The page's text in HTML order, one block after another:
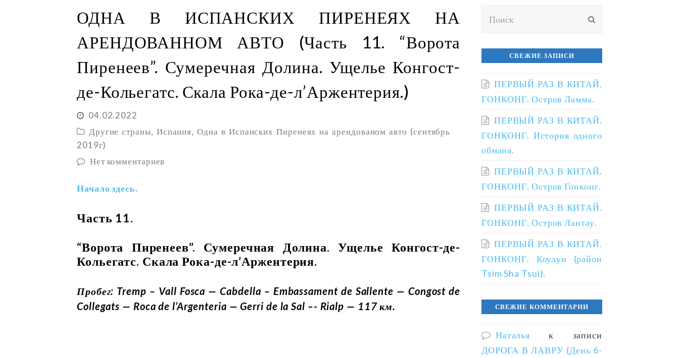
ОДНА В ИСПАНСКИХ ПИРЕНЕЯХ НА
АРЕНДОВАННОМ АВТО (Часть 11. “Ворота
Пиренеев”. Сумеречная Долина. Ущелье Конгост-
де-Кольегатс. Скала Рока-де-л’Аржентерия.)
04.02.2022
Другие страны, Испания,Одна в Испанских Пиренеях на арендованом авто (сентябрь
2019г)
Нет комментариев
Начало здесь.
Часть 11.
“Ворота Пиренеев”. Сумеречная Долина. Ущелье Конгост-де-
Кольегатс. Скала Рока-де-л’Аржентерия.
Пробег: Tremp – Vall Fosca — Cabdella – Embassament de Sallente — Congost de
Collegats — Roca de l’Argenteria — Gerri de la Sal –- Rialp — 117 км.
СВЕЖИЕ ЗАПИСИ
ПЕРВЫЙ РАЗ В КИТАЙ.
ГОНКОНГ. Остров Ламма.
ПЕРВЫЙ РАЗ В КИТАЙ.
ГОНКОНГ. История одного
обмана.
ПЕРВЫЙ РАЗ В КИТАЙ.
ГОНКОНГ. Остров Гонконг.
ПЕРВЫЙ РАЗ В КИТАЙ.
ГОНКОНГ. Остров Лантау.
ПЕРВЫЙ РАЗ В КИТАЙ.
ГОНКОНГ. Коулун (район
Tsim Sha Tsui).
СВЕЖИЕ КОММЕНТАРИИ
Наталья к записи
ДОРОГА В ЛАВРУ (День 6-